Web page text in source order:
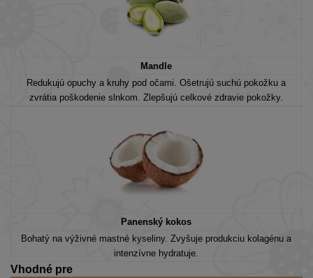
Mandle
Redukujú opuchy a kruhy pod očami. Ošetrujú suchú pokožku a
zvrátia poškodenie slnkom. Zlepšujú celkové zdravie pokožky.
Panenský kokos
Bohatý na výživné mastné kyseliny. Zvyšuje produkciu kolagénu a
intenzívne hydratuje.
Vhodné pre